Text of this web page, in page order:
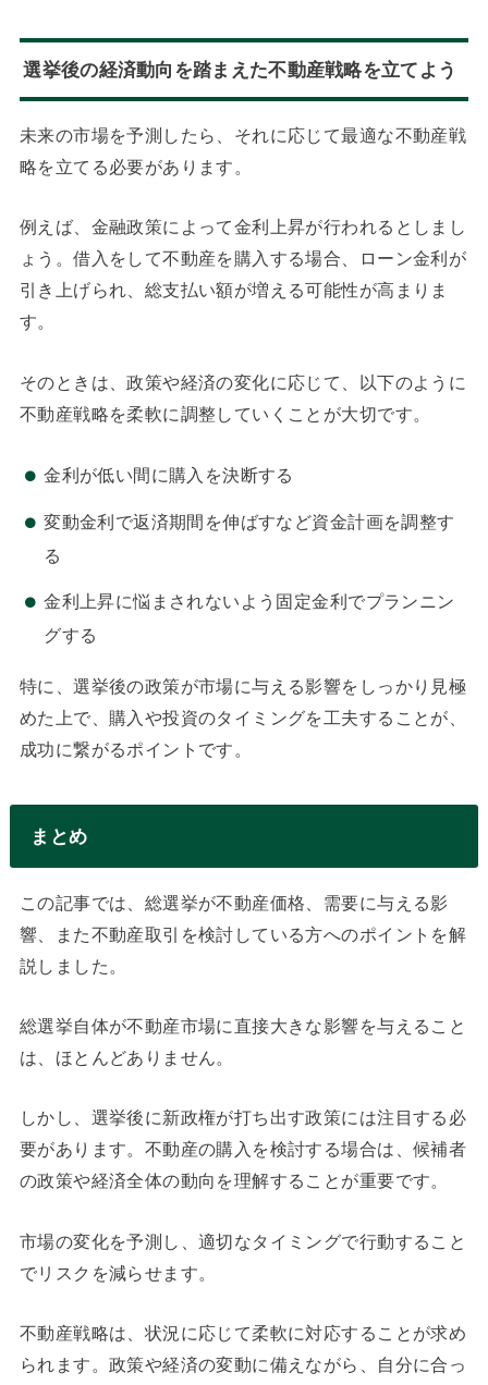
選挙後の経済動向を踏まえた不動産戦略を立てよう
未来の市場を予測したら、それに応じて最適な不動産戦
略を立てる必要があります。
例えば、金融政策によって金利上昇が行われるとしまし
ょう。借入をして不動産を購入する場合、ローン金利が
引き上げられ、総支払い額が増える可能性が高まりま
す。
そのときは、政策や経済の変化に応じて、以下のように
不動産戦略を柔軟に調整していくことが大切です。
金利が低い間に購入を決断する
変動金利で返済期間を伸ばすなど資金計画を調整す
る
金利上昇に悩まされないよう固定金利でプランニン
グする
特に、選挙後の政策が市場に与える影響をしっかり見極
めた上で、購入や投資のタイミングを工夫することが、
成功に繋がるポイントです。
まとめ
この記事では、総選挙が不動産価格、需要に与える影
響、また不動産取引を検討している方へのポイントを解
説しました。
総選挙自体が不動産市場に直接大きな影響を与えること
は、ほとんどありません。
しかし、選挙後に新政権が打ち出す政策には注目する必
要があります。不動産の購入を検討する場合は、候補者
の政策や経済全体の動向を理解することが重要です。
市場の変化を予測し、適切なタイミングで行動すること
でリスクを減らせます。
不動産戦略は、状況に応じて柔軟に対応することが求め
られます。政策や経済の変動に備えながら、自分に合っ